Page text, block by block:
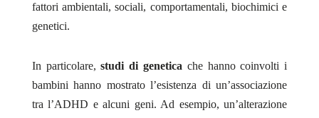
fattori ambientali, sociali, comportamentali, biochimici e
genetici.
In particolare,studi di genetica che hanno coinvolti i
bambini hanno mostrato l’esistenza di un’associazione
tra l’ADHD e alcuni geni. Ad esempio, un’alterazione